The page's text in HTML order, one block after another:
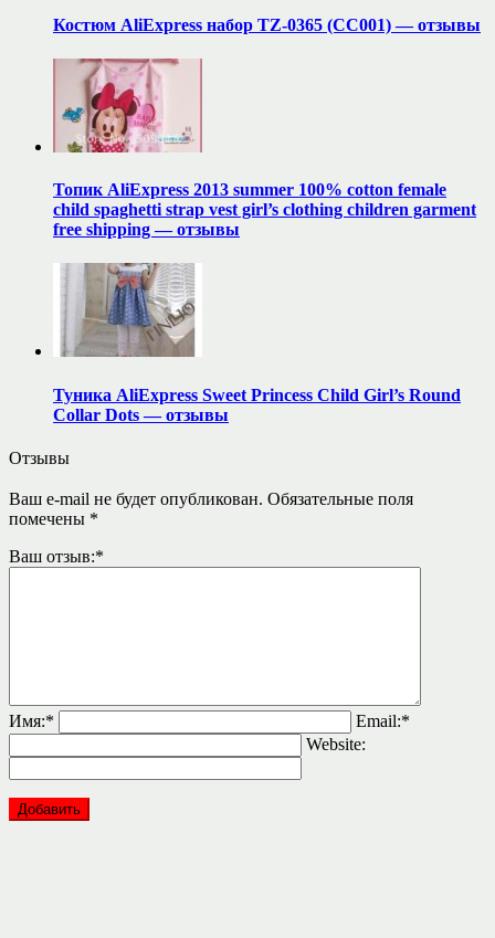
Костюм AliExpress набор TZ-0365 (CC001) — отзывы
Топик AliExpress 2013 summer 100% cotton female
child spaghetti strap vest girl’s clothing children garment
free shipping — отзывы
Туника AliExpress Sweet Princess Child Girl’s Round
Collar Dots — отзывы
Отзывы
Ваш e-mail не будет опубликован. Обязательные поля
помечены *
Ваш отзыв:*
Имя:* Email:*
Website: